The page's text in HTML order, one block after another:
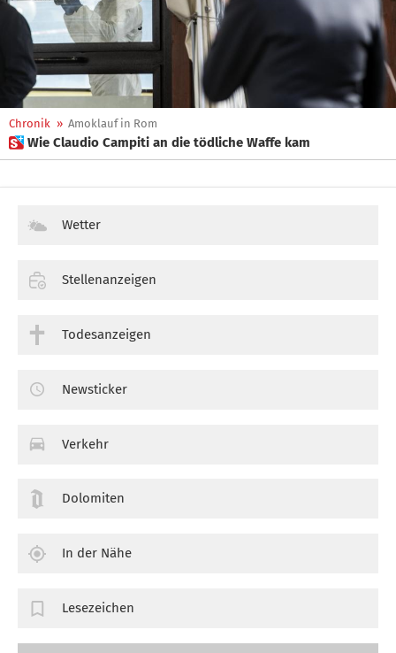
Chronik » Amoklauf in Rom
 Wie Claudio Campiti an die tödliche Waffe kam
Wetter
Stellenanzeigen
Todesanzeigen
Newsticker
Verkehr
Dolomiten
In der Nähe
Lesezeichen